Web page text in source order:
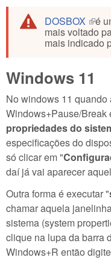
DOSBOX (link
é
mais voltado
mais indicado
Windows 11
No windows 11
Windows+Pause/Break
propriedades do
especificações do
só clicar em "
daí já vai aparecer
Outra forma é executar "
chamar aquela
sistema (system
clique na lupa da barra
Windows+R então